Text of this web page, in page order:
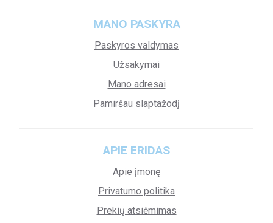
MANO PASKYRA
Paskyros valdymas
Užsakymai
Mano adresai
Pamiršau slaptažodį
APIE ERIDAS
Apie įmonę
Privatumo politika
Prekių atsiėmimas